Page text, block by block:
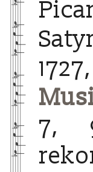
7,